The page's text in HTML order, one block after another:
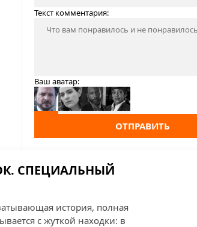
Текст комментария:
Ваш аватар:
ОТПРАВИТЬ
СПЕЦИАЛЬНЫЙ
история, полная
с жуткой находки: в